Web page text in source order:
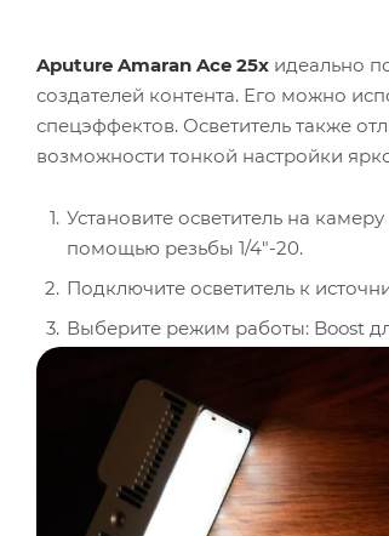
Aputure Amaran Ace 25x идеально
создателей контента. Его можно
спецэффектов. Осветитель также
возможности тонкой настройки
Установите осветитель на
помощью резьбы 1/4"-20.
Подключите осветитель к
Выберите режим работы: Boost
Отрегулируйте яркость и
освещения.
Используйте приложение
При необходимости добавьте
Для особых задач активируйте